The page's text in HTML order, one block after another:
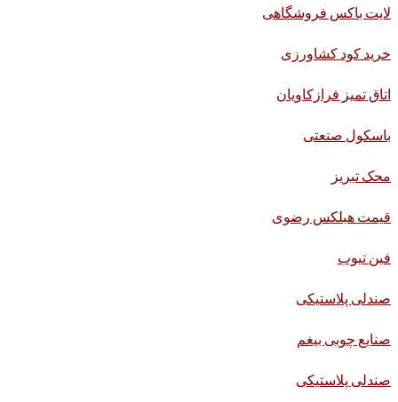
لایت باکس فروشگاهی
خرید کود کشاورزی
اتاق تمیز فرازکاویان
باسکول صنعتی
محک تبریز
قیمت هبلکس رضوی
فین تیوب
صندلی پلاستیکی
صنایع چوبی بیغم
صندلی پلاستیکی